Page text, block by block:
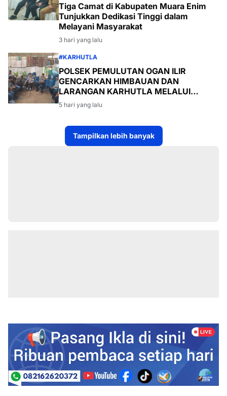
Tiga Camat di Kabupaten Muara Enim
Tunjukkan Dedikasi Tinggi dalam
Melayani Masyarakat
3 hari yang lalu
#KARHUTLA
POLSEK PEMULUTAN OGAN ILIR
GENCARKAN HIMBAUAN DAN
LARANGAN KARHUTLA MELALUI
PROGRAM TSKD (TOURING SAMBANG
KE DESA-DESA
5 hari yang lalu
Tampilkan lebih banyak